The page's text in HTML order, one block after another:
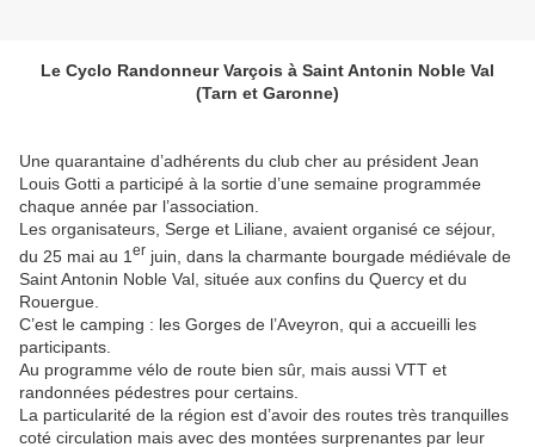
Le Cyclo Randonneur Varçois à Saint Antonin Noble Val
(Tarn et Garonne)
Une quarantaine d’adhérents du club cher au président Jean
Louis Gotti a participé à la sortie d’une semaine programmée
chaque année par l’association.
Les organisateurs, Serge et Liliane, avaient organisé ce séjour,
du 25 mai au 1 er juin, dans la charmante bourgade médiévale de
Saint Antonin Noble Val, située aux confins du Quercy et du
Rouergue.
C’est le camping : les Gorges de l’Aveyron, qui a accueilli les
participants.
Au programme vélo de route bien sûr, mais aussi VTT et
randonnées pédestres pour certains.
La particularité de la région est d’avoir des routes très tranquilles
coté circulation mais avec des montées surprenantes par leur